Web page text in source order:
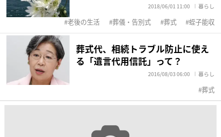
2018/06/01 11:00 暮らし
老後の生活 葬儀・告別式 葬式 蛭子能収
葬式代、相続トラブル防止に使え
る「遺言代用信託」って？
2016/08/03 06:00 暮らし
葬式